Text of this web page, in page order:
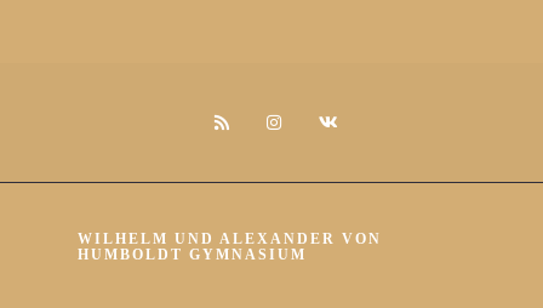
WILHELM UND ALEXANDER VON
HUMBOLDT GYMNASIUM